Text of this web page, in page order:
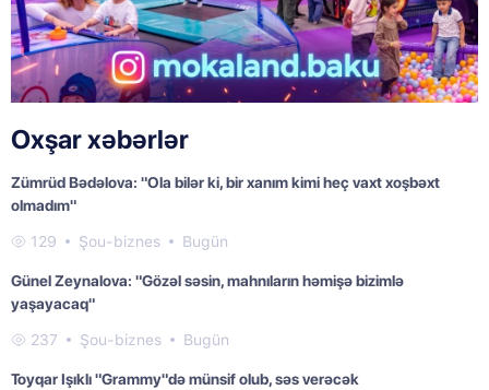
Oxşar xəbərlər
Zümrüd Bədəlova: "Ola bilər ki, bir xanım kimi heç vaxt xoşbəxt
olmadım"
129 Şou-biznes Bugün
Günel Zeynalova: "Gözəl səsin, mahnıların həmişə bizimlə
yaşayacaq"
237 Şou-biznes Bugün
Toyqar Işıklı "Grammy"də münsif olub, səs verəcək